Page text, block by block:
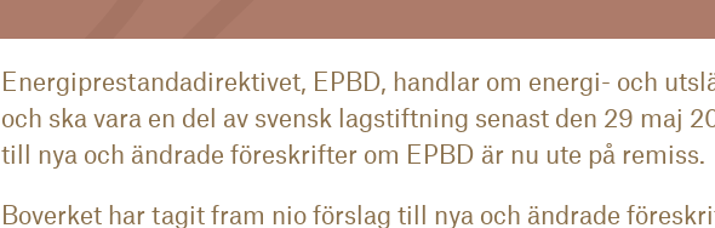
Energiprestandadirektivet, EPBD, handlar om energi- och
och ska vara en del av svensk lagstiftning senast den 29 maj
till nya och ändrade föreskrifter om EPBD är nu ute på remiss.
Boverket har tagit fram nio förslag till nya och ändrade